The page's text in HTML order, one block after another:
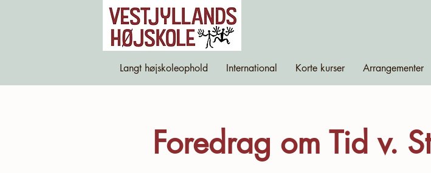
Langt højskoleophold International Korte kurser Arrangementer
Foredrag om Tid v.